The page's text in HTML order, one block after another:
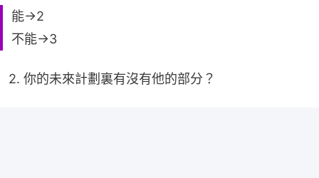
能→2
不能→3
2. 你的未來計劃裏有沒有他的部分？